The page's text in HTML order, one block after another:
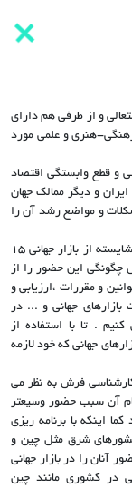
و از طرفی هم دارای
هنری و علمی مورد
و قطع وابستگی اقتصاد
و دیگر ممالک جهان
و مواضع رشد آن را
حضور در عرصه رقابت بین المللی و لازمه گرفتن سهمی شایسته از بازار جهانی 15
چگونگی این حضور را از
و مقررات ،ارزیابی و
بازارهای جهانی و ... در
. تا با استفاده از
جهانی که خود لازمه
فرش به نظر می
آن سبب حضور وسیعتر
اینکه با برنامه ریزی
شرق مثل چین و
آنان را در بازار جهانی
در کشوری مانند چین